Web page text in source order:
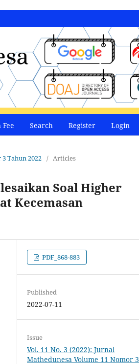
Search Register Login
Tahun 2022 / Articles
Soal Higher
Kecemasan
PDF_868-883
Published
2022-07-11
Issue
Vol. 11 No. 3 (2022): Jurnal
Mathedunesa Volume 11 Nomor 3